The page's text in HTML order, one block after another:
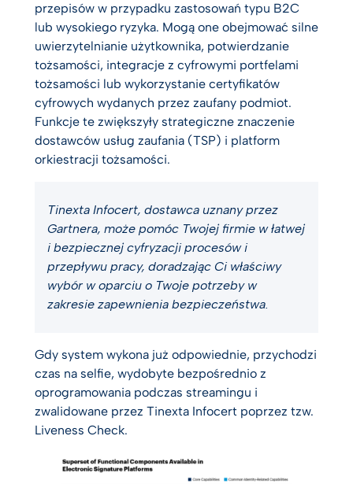
przepisów w przypadku zastosowań typu B2C
lub wysokiego ryzyka. Mogą one obejmować silne
uwierzytelnianie użytkownika, potwierdzanie
tożsamości, integracje z cyfrowymi portfelami
tożsamości lub wykorzystanie certyfikatów
cyfrowych wydanych przez zaufany podmiot.
Funkcje te zwiększyły strategiczne znaczenie
dostawców usług zaufania (TSP) i platform
orkiestracji tożsamości.
Tinexta Infocert, dostawca uznany przez
Gartnera, może pomóc Twojej firmie w łatwej
i bezpiecznej cyfryzacji procesów i
przepływu pracy, doradzając Ci właściwy
wybór w oparciu o Twoje potrzeby w
zakresie zapewnienia bezpieczeństwa.
Gdy system wykona już odpowiednie, przychodzi
czas na selfie, wydobyte bezpośrednio z
oprogramowania podczas streamingu i
zwalidowane przez Tinexta Infocert poprzez tzw.
Liveness Check.